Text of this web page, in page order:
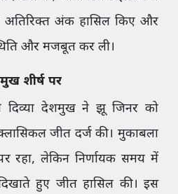
अतिरिक्त अंक हासिल किए और
और मजबूत कर ली।
शीर्ष पर
दिव्या देशमुख ने झू जिनर को
जीत दर्ज की। मुकाबला
रहा, लेकिन निर्णायक समय में
हुए जीत हासिल की। इस